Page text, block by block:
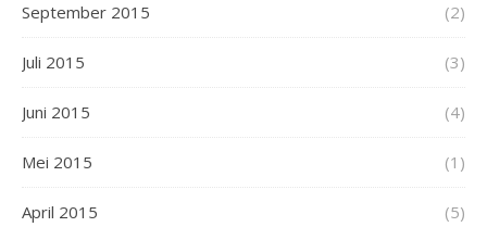
September 2015 (2)
Juli 2015 (3)
Juni 2015 (4)
Mei 2015 (1)
April 2015 (5)